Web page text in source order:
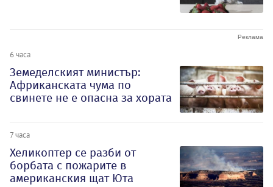
6 часа
Земеделският министър:
Африканската чума по
свинете не е опасна за хората
7 часа
Хеликоптер се разби от
борбата с пожарите в
американския щат Юта